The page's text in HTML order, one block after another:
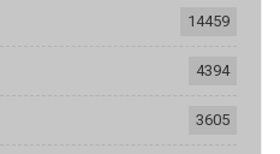
14459
4394
3605